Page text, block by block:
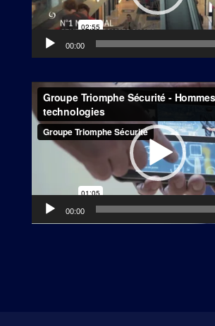
00:00
Lecteur
vidéo
00:00